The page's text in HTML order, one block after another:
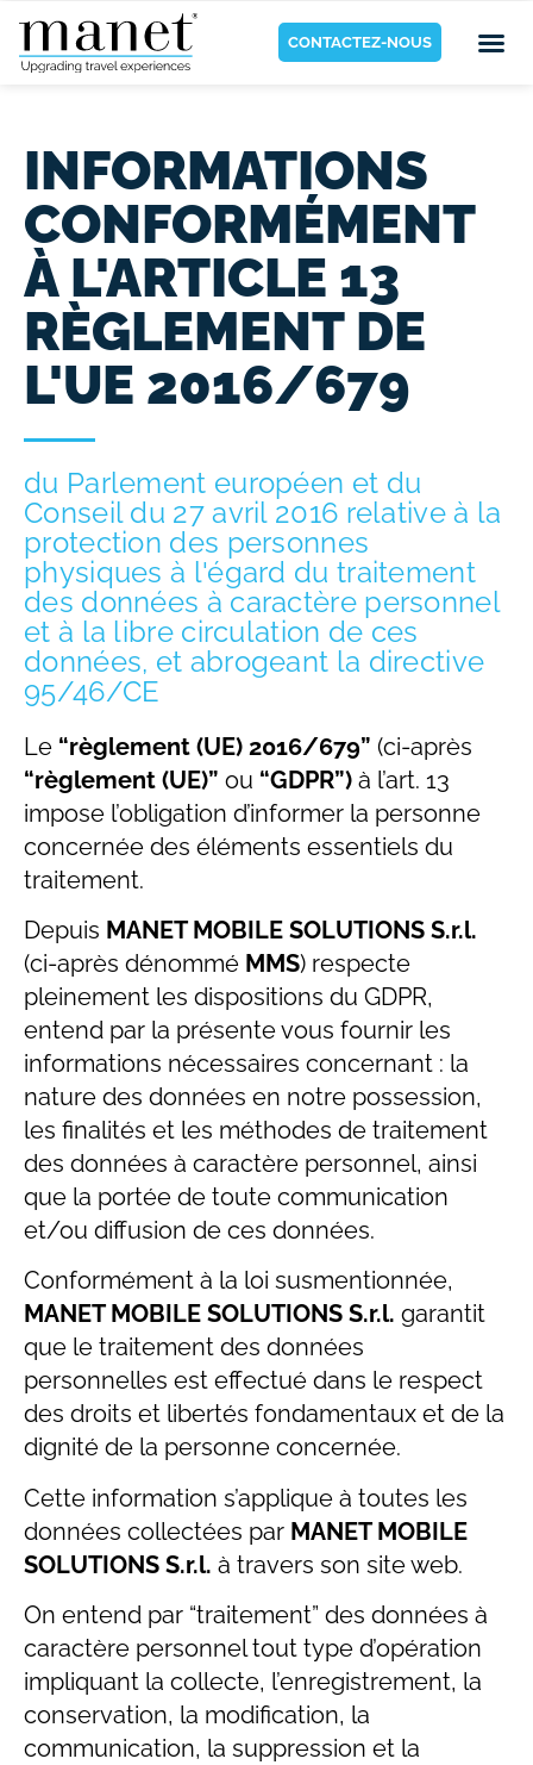
CONTACTEZ-NOUS
INFORMATIONS
CONFORMÉMENT
À L'ARTICLE 13
RÈGLEMENT DE
L'UE 2016/679
du Parlement européen et du
Conseil du 27 avril 2016 relative à la
protection des personnes
physiques à l'égard du traitement
des données à caractère personnel
et à la libre circulation de ces
données, et abrogeant la directive
95/46/CE
Le “règlement (UE) 2016/679” (ci-après
“règlement (UE)” ou “GDPR”) à l’art. 13
impose l’obligation d’informer la personne
concernée des éléments essentiels du
traitement.
Depuis MANET MOBILE SOLUTIONS S.r.l.
(ci-après dénommé MMS) respecte
pleinement les dispositions du GDPR,
entend par la présente vous fournir les
informations nécessaires concernant : la
nature des données en notre possession,
les finalités et les méthodes de traitement
des données à caractère personnel, ainsi
que la portée de toute communication
et/ou diffusion de ces données.
Conformément à la loi susmentionnée,
MANET MOBILE SOLUTIONS S.r.l. garantit
que le traitement des données
personnelles est effectué dans le respect
des droits et libertés fondamentaux et de la
dignité de la personne concernée.
Cette information s’applique à toutes les
données collectées par MANET MOBILE
SOLUTIONS S.r.l. à travers son site web.
On entend par “traitement” des données à
caractère personnel tout type d’opération
impliquant la collecte, l’enregistrement, la
conservation, la modification, la
communication, la suppression et la